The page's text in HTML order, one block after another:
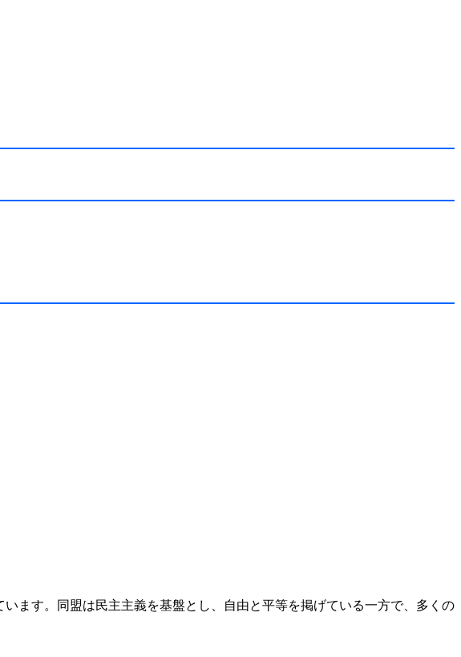
ます。同盟は民主主義を基盤とし、自由と平等を掲げている一方で、多くの